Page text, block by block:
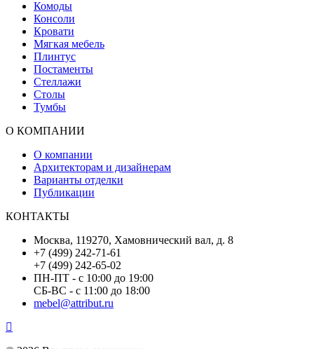
Комоды
Консоли
Кровати
Мягкая мебель
Плинтус
Постаменты
Стеллажи
Столы
Тумбы
О КОМПАНИИ
О компании
Архитекторам и дизайнерам
Варианты отделки
Публикации
КОНТАКТЫ
Москва, 119270, Хамовнический вал, д. 8
+7 (499) 242-71-61
+7 (499) 242-65-02
ПН-ПТ - с 10:00 до 19:00
СБ-ВС - с 11:00 до 18:00
mebel@attribut.ru